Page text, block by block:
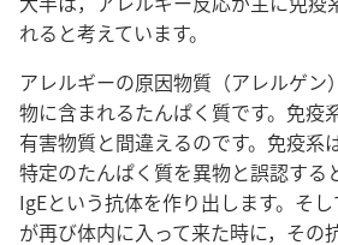
れると考えています。
アレルギーの原因物質（アレルゲン
物に含まれるたんぱく質です。免疫
有害物質と間違えるのです。免疫系
特定のたんぱく質を異物と誤認する
IgEという抗体を作り出します。そ
が再び体内に入って来た時に，その